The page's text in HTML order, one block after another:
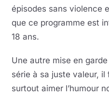
épisodes sans violence
que ce programme est
18 ans.
Une autre mise en
série à sa juste valeur,
surtout aimer l’humour